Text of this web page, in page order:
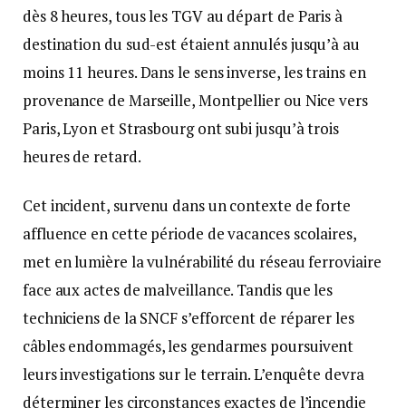
dès 8 heures, tous les TGV au départ de Paris à
destination du sud-est étaient annulés jusqu’à au
moins 11 heures. Dans le sens inverse, les trains en
provenance de Marseille, Montpellier ou Nice vers
Paris, Lyon et Strasbourg ont subi jusqu’à trois
heures de retard.
Cet incident, survenu dans un contexte de forte
affluence en cette période de vacances scolaires,
met en lumière la vulnérabilité du réseau ferroviaire
face aux actes de malveillance. Tandis que les
techniciens de la SNCF s’efforcent de réparer les
câbles endommagés, les gendarmes poursuivent
leurs investigations sur le terrain. L’enquête devra
déterminer les circonstances exactes de l’incendie